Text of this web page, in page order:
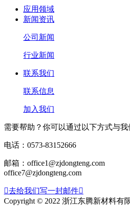
应用领域
新闻资讯
公司新闻
行业新闻
联系我们
联系信息
加入我们
需要帮助？你可以通过以下方式与我
电话：0573-83152666
邮箱：office1@zjdongteng.com
office7@zjdongteng.com
去给我们写一封邮件
Copyright © 2022 浙江东腾新材料有